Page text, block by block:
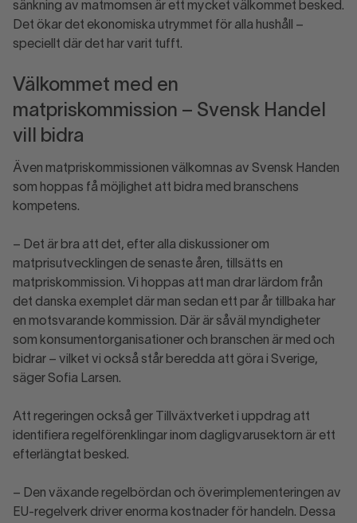
sänkning av matmomsen är ett mycket välkommet besked.
Det ökar det ekonomiska utrymmet för alla hushåll –
speciellt där det har varit tufft.
Välkommet med en
matpriskommission – Svensk Handel
vill bidra
Även matpriskommissionen välkomnas av Svensk Handen
som hoppas få möjlighet att bidra med branschens
kompetens.
– Det är bra att det, efter alla diskussioner om
matprisutvecklingen de senaste åren, tillsätts en
matpriskommission. Vi hoppas att man drar lärdom från
det danska exemplet där man sedan ett par år tillbaka har
en motsvarande kommission. Där är såväl myndigheter
som konsumentorganisationer och branschen är med och
bidrar – vilket vi också står beredda att göra i Sverige,
säger Sofia Larsen.
Att regeringen också ger Tillväxtverket i uppdrag att
identifiera regelförenklingar inom dagligvarusektorn är ett
efterlängtat besked.
– Den växande regelbördan och överimplementeringen av
EU-regelverk driver enorma kostnader för handeln. Dessa